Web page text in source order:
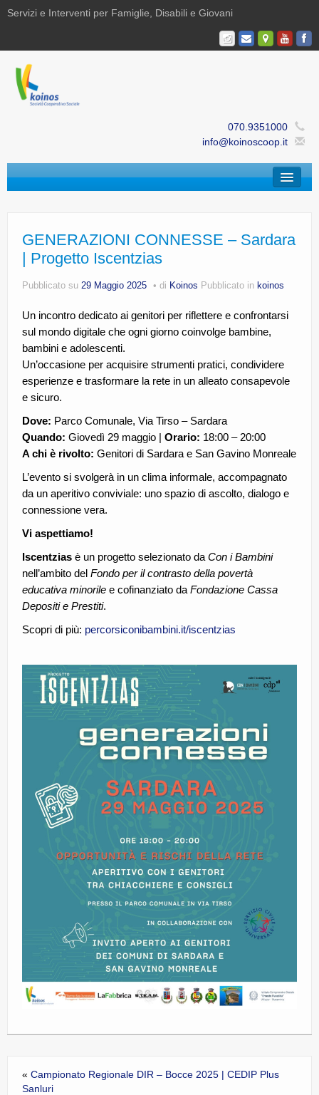
Servizi e Interventi per Famiglie, Disabili e Giovani
070.9351000
info@koinoscoop.it
Area Famiglie e Minori | Efè
Area Disabilità | Paris
Area Giovani | Bajania
Area Ricerca, Documentazione e Formazione |
CE.RI.FORM
CONTATTI
Whistleblowing
Lavora con noi
Centro Antiviolenza “Feminas” | PLUS Sanluri –
Guspini
GENERAZIONI CONNESSE – Sardara
| Progetto Iscentzias
Pubblicato su 29 Maggio 2025 di Koinos Pubblicato in koinos
Un incontro dedicato ai genitori per riflettere e confrontarsi
sul mondo digitale che ogni giorno coinvolge bambine,
bambini e adolescenti.
Un’occasione per acquisire strumenti pratici, condividere
esperienze e trasformare la rete in un alleato consapevole
e sicuro.
Dove: Parco Comunale, Via Tirso – Sardara
Quando: Giovedì 29 maggio | Orario: 18:00 – 20:00
A chi è rivolto: Genitori di Sardara e San Gavino Monreale
L’evento si svolgerà in un clima informale, accompagnato
da un aperitivo conviviale: uno spazio di ascolto, dialogo e
connessione vera.
Vi aspettiamo!
Iscentzias è un progetto selezionato da Con i Bambini
nell’ambito del Fondo per il contrasto della povertà
educativa minorile e cofinanziato da Fondazione Cassa
Depositi e Prestiti.
Scopri di più: percorsiconibambini.it/iscentzias
« Campionato Regionale DIR – Bocce 2025 | CEDIP Plus
Sanluri